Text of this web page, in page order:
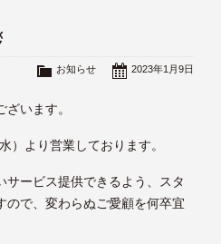
2023年1月9日
お知らせ
います。
）より営業しております。
サービス提供できるよう、スタ
ので、変わらぬご愛顧を何卒宜